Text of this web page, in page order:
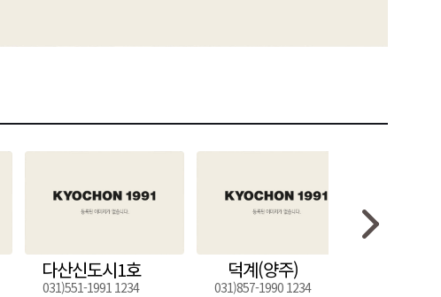
다산신도시1호
031)551-1991 1234
덕계(양주)
031)857-1990 1234